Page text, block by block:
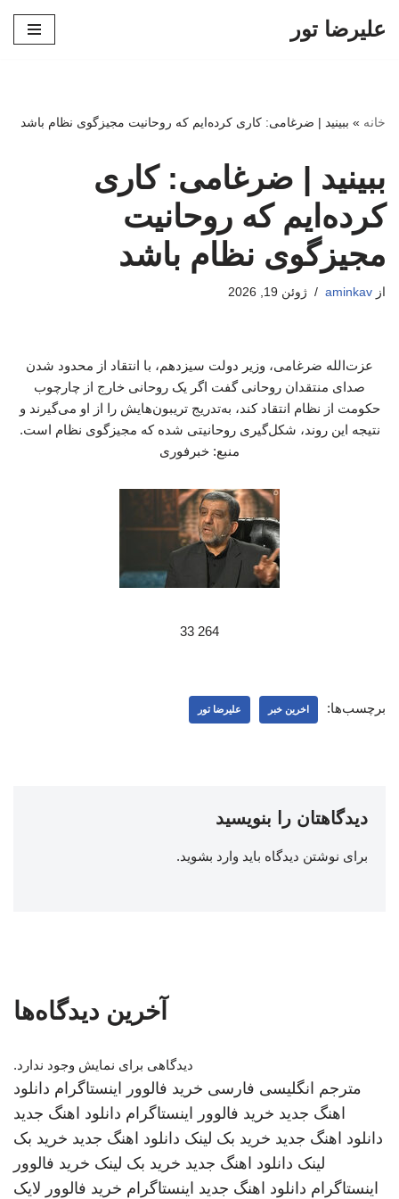
علیرضا تور
خانه » ببینید | ضرغامی: کاری کرده‌ایم که روحانیت مجیزگوی نظام باشد
ببینید | ضرغامی: کاری
کرده‌ایم که روحانیت
مجیزگوی نظام باشد
از aminkav ژوئن 19, 2026
عزت‌الله ضرغامی، وزیر دولت سیزدهم، با انتقاد از محدود شدن
صدای منتقدان روحانی گفت اگر یک روحانی خارج از چارچوب
حکومت از نظام انتقاد کند، به‌تدریج تریبون‌هایش را از او می‌گیرند و
نتیجه این روند، شکل‌گیری روحانیتی شده که مجیزگوی نظام است.
منبع: خبرفوری
264 33
برچسب‌ها: اخرین خبر علیرضا تور
دیدگاهتان را بنویسید
برای نوشتن دیدگاه باید وارد بشوید.
آخرین دیدگاه‌ها
دیدگاهی برای نمایش وجود ندارد.
مترجم انگلیسی فارسی خرید فالوور اینستاگرام دانلود
اهنگ جدید خرید فالوور اینستاگرام دانلود اهنگ جدید
دانلود اهنگ جدید خرید بک لینک دانلود اهنگ جدید خرید بک
لینک دانلود اهنگ جدید خرید بک لینک خرید فالوور
اینستاگرام دانلود اهنگ جدید اینستاگرام خرید فالوور لایک